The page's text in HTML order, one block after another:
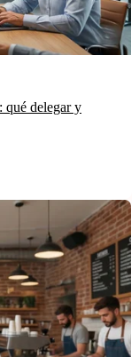
qué delegar y